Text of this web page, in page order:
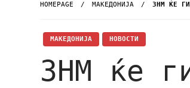
HOMEPAGE МАКЕДОНИЈА ЗНМ ЌЕ ГИ
МАКЕДОНИЈА НОВОСТИ
ЗНМ ќе